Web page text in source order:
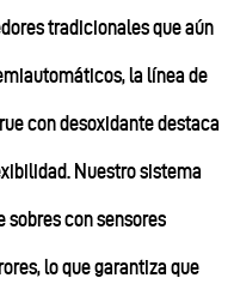
tradicionales que aún
la línea de
con desoxidante destaca
Nuestro sistema
sobres con sensores
lo que garantiza que